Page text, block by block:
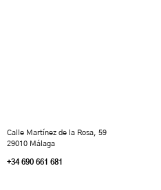
Calle Martínez de la Rosa, 59
29010 Málaga
+34 690 661 681